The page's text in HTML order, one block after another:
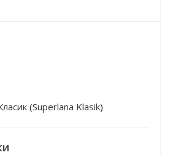
(Superlana Klasik)